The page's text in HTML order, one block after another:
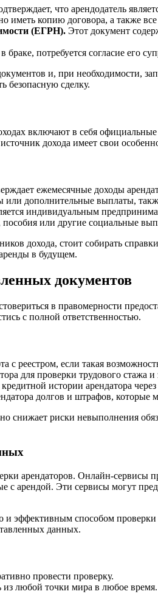
что арендодатель
иметь копию договора, а также
(ЕГРН). Этот документ
браке, потребуется согласие его
и, при необходимости,
безопасную сделку.
включают в себя
дохода имеет свои
ежемесячные доходы
или дополнительные выплаты,
индивидуальным
пособия или другие социальные
дохода, стоит собирать
в будущем.
документов
в правомерности
с полной ответственностью.
с реестром, если такая
для проверки трудового
истории арендатора
долгов и штрафов, которые
снижает риски невыполнения
арендаторов. Онлайн-
с арендой. Эти сервисы могут
и эффективным способом
данных.
провести проверку.
из любой точки мира в любое время.